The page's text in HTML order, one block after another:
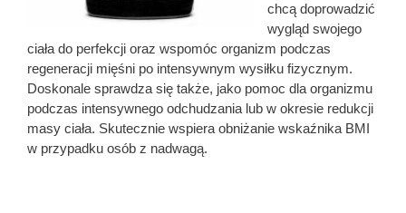
chcą doprowadzić
wygląd swojego
ciała do perfekcji oraz wspomóc organizm podczas
regeneracji mięśni po intensywnym wysiłku fizycznym.
Doskonale sprawdza się także, jako pomoc dla organizmu
podczas intensywnego odchudzania lub w okresie redukcji
masy ciała. Skutecznie wspiera obniżanie wskaźnika BMI
w przypadku osób z nadwagą.